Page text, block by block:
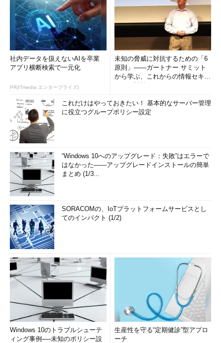
社内データを扱えないAIを卒業
アプリ横断検索で一元化
PR(ITmedia エンタープライズ)
未知の脅威に対抗するための「6
原則」――ガートナー サミット
から学ぶ、これからの情報セキュ
これだけはやっておきたい！ 基本的なサーバー管理
に役立つグループポリシー設定
“Windows 10へのアップグレード：失敗”はエラーで
はなかった――アップグレードインストールの簡単
まとめ (1/3...
SORACOMの、IoTプラットフォームサービスとし
てのインパクト (1/2)
Windows 10のトラブルシューテ
ィング事例──未知のポリシー設
生産性を守る“定期健診”型アプロ
ーチ